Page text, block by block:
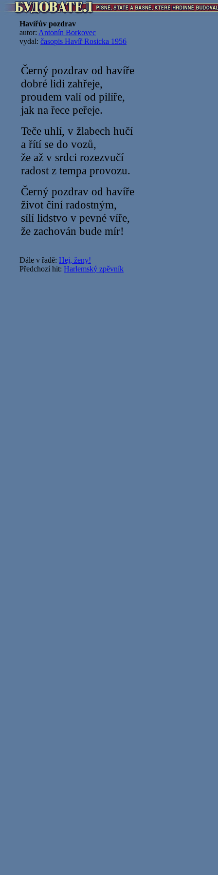
Havířův pozdrav
autor: Antonín Borkovec
vydal: časopis Havíř Rosicka 1956
Černý pozdrav od havíře
dobré lidi zahřeje,
proudem valí od pilíře,
jak na řece peřeje.
Teče uhlí, v žlabech hučí
a řítí se do vozů,
že až v srdci rozezvučí
radost z tempa provozu.
Černý pozdrav od havíře
život činí radostným,
sílí lidstvo v pevné víře,
že zachován bude mír!
Dále v řadě: Hej, ženy!
Předchozí hit: Harlemský zpěvník